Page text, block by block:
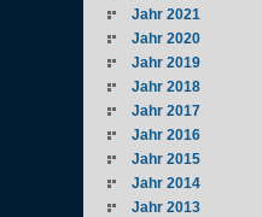
Jahr 2021
Jahr 2020
Jahr 2019
Jahr 2018
Jahr 2017
Jahr 2016
Jahr 2015
Jahr 2014
Jahr 2013